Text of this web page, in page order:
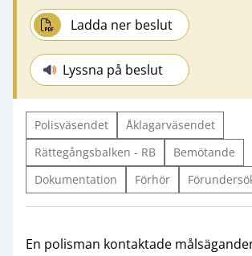
Ladda ner beslut
Lyssna på beslut
Polisväsendet
Åklagarväsendet
Rättegångsbalken - RB
Bemötande
Dokumentation
Förhör
En polisman kontaktade